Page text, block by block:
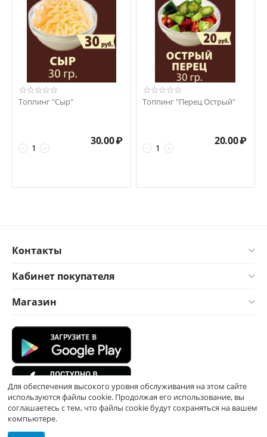
Топпинг "Сыр"
+
−
30.00₽
Топпинг "Перец Острый"
+
−
20.00₽
Контакты
Кабинет покупателя
Магазин
Для обеспечения высокого уровня обслуживания на этом сайте
используются файлы cookie. Продолжая его использование, вы
соглашаетесь с тем, что файлы cookie будут сохраняться на вашем
компьютере.